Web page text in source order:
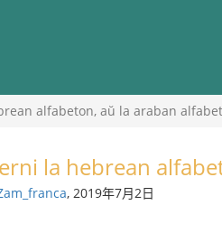
alfabeton, aŭ la araban
la hebrean
, 2019年7月2日